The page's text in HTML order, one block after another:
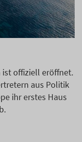
ist offiziell eröffnet.
aus Politik
ihr erstes Haus